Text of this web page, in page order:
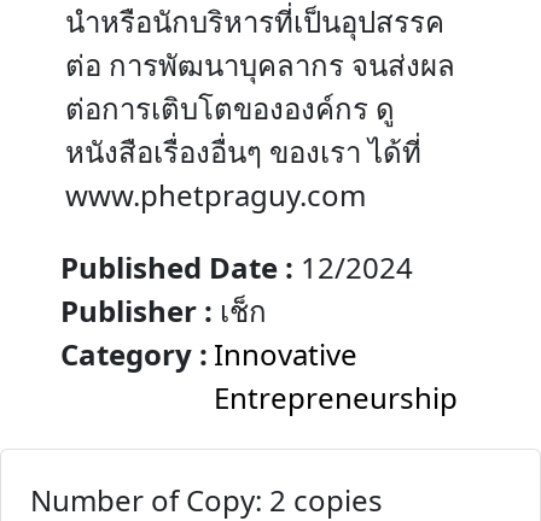
นําหรือนักบริหารที่เป็นอุปสรรค
ต่อ การพัฒนาบุคลากร จนส่งผล
ต่อการเติบโตขององค์กร ดู
หนังสือเรื่องอื่นๆ ของเรา ได้ที่
www.phetpraguy.com
Published Date : 12/2024
Publisher : เช็ก
Category : Innovative
Entrepreneurship
Number of Copy: 2 copies